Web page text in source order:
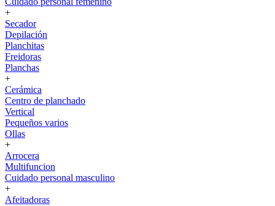
+
Secador
Depilación
Planchitas
Freidoras
Planchas
+
Cerámica
Centro de planchado
Vertical
Pequeños varios
Ollas
+
Arrocera
Multifuncion
Cuidado personal masculino
+
Afeitadoras